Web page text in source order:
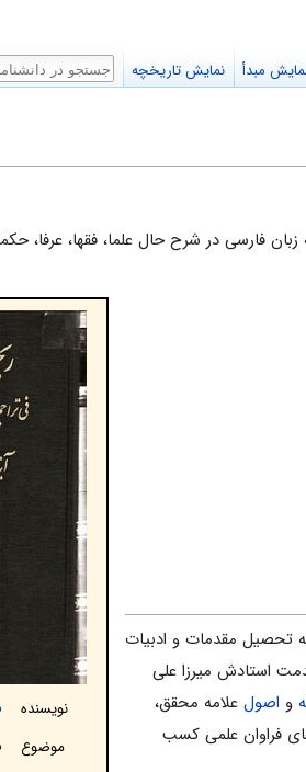
به زبان فارسی در شرح حال علما، فقها، عرفا،
نویسنده
موضوع
به تحصیل مقدمات و ادبیات
استادش میرزا علی
و اصول علامه محقق،
فراوان علمی کسب
مبدأ نمایش تاریخچه جستجو